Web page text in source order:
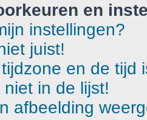
en
instellingen?
juist!
en de tijd
in de lijst!
afbeelding